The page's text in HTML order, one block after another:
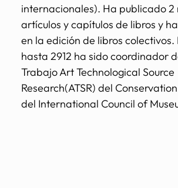
internacionales). Ha publicado
artículos y capítulos de libros y
en la edición de libros
hasta 2912 ha sido coordinador
Trabajo Art Technological Source
Research(ATSR) del
del International Council of